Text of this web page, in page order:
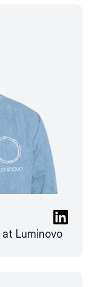
Luminovo